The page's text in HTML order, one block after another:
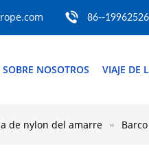
86--
SOBRE NOSOTROS VIAJE DE
de nylon del amarre